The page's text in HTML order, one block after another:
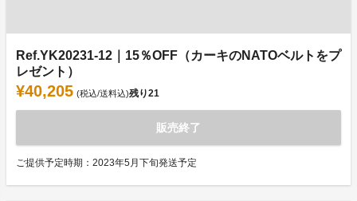
Ref.YK20231-12｜15％OFF（カーキのNATOベルトをプ
レゼント）
¥40,205 (税込/送料込)残り21
販売終了
ご提供予定時期：2023年5月下旬発送予定